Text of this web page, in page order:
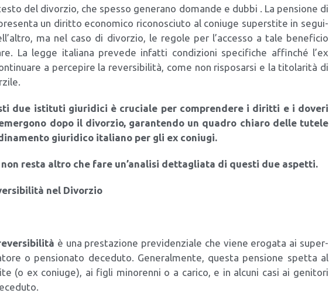
del divor­zio, che spes­so gene­ra­no doman­de e dub­bi . La pen­sio­ne di
un dirit­to eco­no­mi­co rico­no­sciu­to al coniu­ge super­sti­te in segui­
ma nel caso di divor­zio, le rego­le per l’ac­ces­so a tale bene­fi­cio
La leg­ge ita­lia­na pre­ve­de infat­ti con­di­zio­ni spe­ci­fi­che affin­ché l’ex
a per­ce­pi­re la rever­si­bi­li­tà, come non rispo­sar­si e la tito­la­ri­tà di
due isti­tu­ti giu­ri­di­ci è cru­cia­le per com­pren­de­re i dirit­ti e i dove­ri
dopo il divor­zio, garan­ten­do un qua­dro chia­ro del­le tute­le
giu­ri­di­co ita­lia­no per gli ex coniu­gi.
resta altro che fare un’a­na­li­si det­ta­glia­ta di que­sti due aspet­ti.
nel Divor­zio
è una pre­sta­zio­ne pre­vi­den­zia­le che vie­ne ero­ga­ta ai super­
o pen­sio­na­to dece­du­to. Gene­ral­men­te, que­sta pen­sio­ne spet­ta al
(o ex coniu­ge), ai figli mino­ren­ni o a cari­co, e in alcu­ni casi ai geni­to­ri